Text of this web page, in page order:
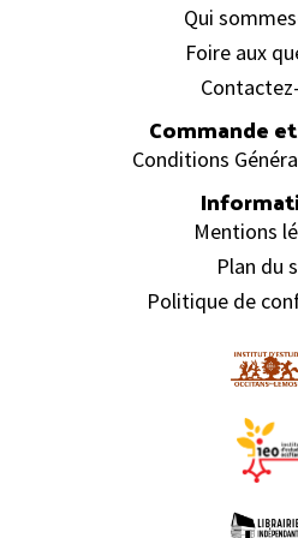
Qui
Foire aux
Commande
Conditions
Mentions
Plan du
Politique de